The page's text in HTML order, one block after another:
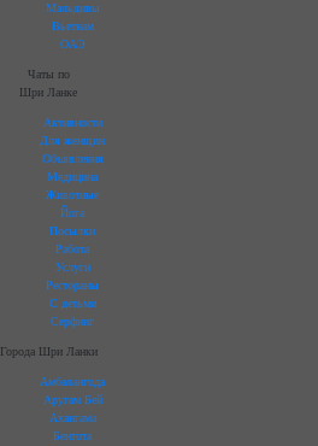
Мальдивы
Вьетнам
ОАЭ
Чаты по
Шри Ланке
Активности
Для женщин
Объявления
Медицина
Животные
Йога
Посылки
Работа
Услуги
Рестораны
C детьми
Серфинг
Города Шри Ланки
Амбалангода
Аругам Бей
Ахангама
Бентота